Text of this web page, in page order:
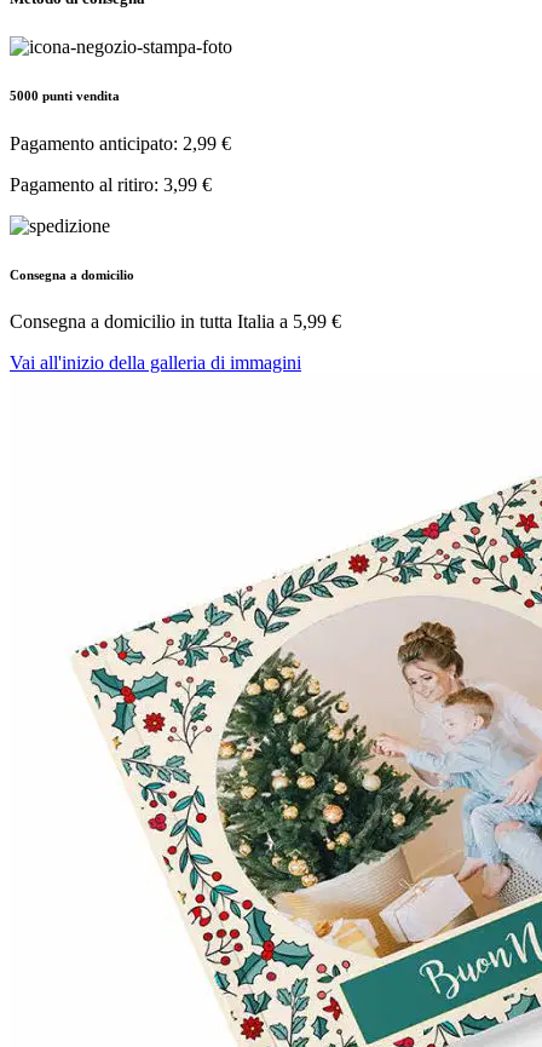
5000 punti vendita
Pagamento anticipato: 2,99 €
Pagamento al ritiro: 3,99 €
Consegna a domicilio
Consegna a domicilio in tutta Italia a 5,99 €
Vai all'inizio della galleria di immagini